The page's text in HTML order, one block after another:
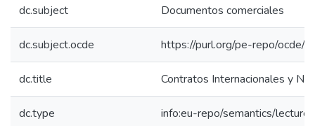
dc.subject Documentos comerciales
dc.subject.ocde https://purl.org/pe-repo/ocde/
dc.title Contratos Internacionales y
dc.type info:eu-repo/semantics/lecture